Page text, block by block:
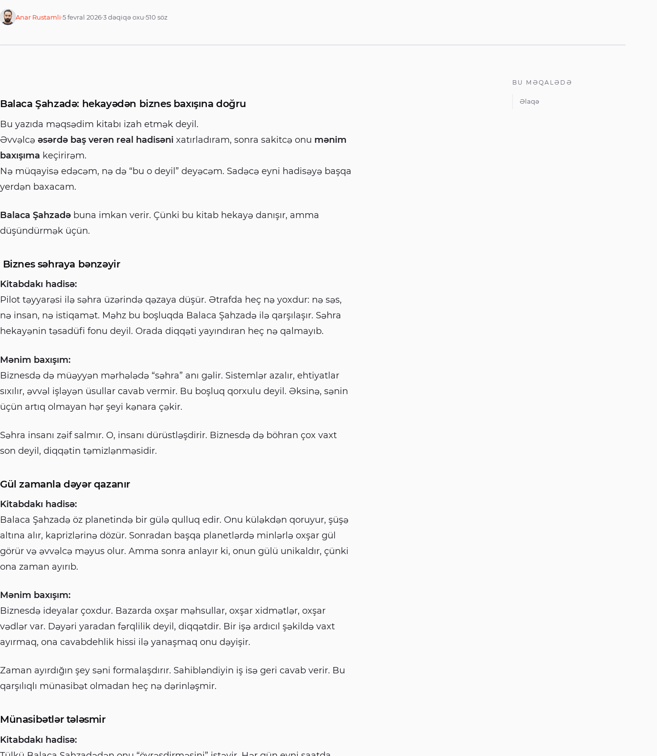
Anar Rustamli 5 fevral 20263 dəqiqə oxu 510 söz
Balaca Şahzadə: hekayədən biznes baxışına doğru
Bu yazıda məqsədim kitabı izah etmək deyil.
Əvvəlcə əsərdə baş verən real hadisəni xatırladıram, sonra sakitcə onu mənim
baxışıma keçirirəm.
Nə müqayisə edəcəm, nə də “bu o deyil” deyəcəm. Sadəcə eyni hadisəyə başqa
yerdən baxacam.
Balaca Şahzadə buna imkan verir. Çünki bu kitab hekayə danışır, amma
düşündürmək üçün.
Biznes səhraya bənzəyir
Kitabdakı hadisə:
Pilot təyyarəsi ilə səhra üzərində qəzaya düşür. Ətrafda heç nə yoxdur: nə səs,
nə insan, nə istiqamət. Məhz bu boşluqda Balaca Şahzadə ilə qarşılaşır. Səhra
hekayənin təsadüfi fonu deyil. Orada diqqəti yayındıran heç nə qalmayıb.
Mənim baxışım:
Biznesdə də müəyyən mərhələdə “səhra” anı gəlir. Sistemlər azalır, ehtiyatlar
sıxılır, əvvəl işləyən üsullar cavab vermir. Bu boşluq qorxulu deyil. Əksinə, sənin
üçün artıq olmayan hər şeyi kənara çəkir.
Səhra insanı zəif salmır. O, insanı dürüstləşdirir. Biznesdə də böhran çox vaxt
son deyil, diqqətin təmizlənməsidir.
Gül zamanla dəyər qazanır
Kitabdakı hadisə:
Balaca Şahzadə öz planetində bir gülə qulluq edir. Onu küləkdən qoruyur, şüşə
altına alır, kaprizlərinə dözür. Sonradan başqa planetlərdə minlərlə oxşar gül
görür və əvvəlcə məyus olur. Amma sonra anlayır ki, onun gülü unikaldır, çünki
ona zaman ayırıb.
Mənim baxışım:
Biznesdə ideyalar çoxdur. Bazarda oxşar məhsullar, oxşar xidmətlər, oxşar
vədlər var. Dəyəri yaradan fərqlilik deyil, diqqətdir. Bir işə ardıcıl şəkildə vaxt
ayırmaq, ona cavabdehlik hissi ilə yanaşmaq onu dəyişir.
Zaman ayırdığın şey səni formalaşdırır. Sahibləndiyin iş isə geri cavab verir. Bu
qarşılıqlı münasibət olmadan heç nə dərinləşmir.
Münasibətlər tələsmir
Kitabdakı hadisə:
BU MƏQALƏDƏ
Əlaqə